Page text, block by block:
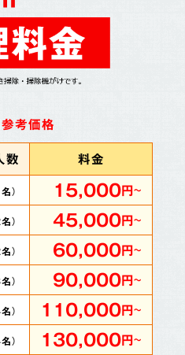
考価格
数
料金
名） 15,000円～
名） 45,000円～
名） 60,000円～
名） 90,000円～
名） 110,000円～
名） 130,000円～